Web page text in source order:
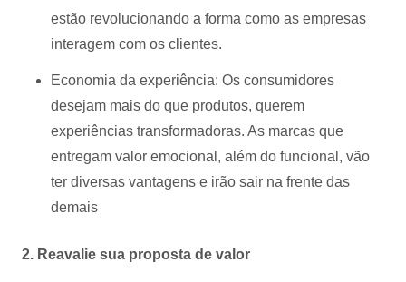
estão revolucionando a forma como as empresas
interagem com os clientes.
Economia da experiência: Os consumidores
desejam mais do que produtos, querem
experiências transformadoras. As marcas que
entregam valor emocional, além do funcional, vão
ter diversas vantagens e irão sair na frente das
demais
2. Reavalie sua proposta de valor